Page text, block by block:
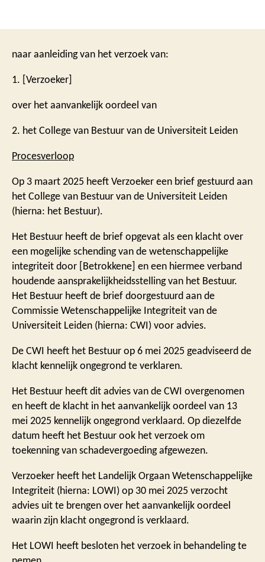
naar aanleiding van het verzoek van:
1. [Verzoeker]
over het aanvankelijk oordeel van
2. het College van Bestuur van de Universiteit Leiden
Procesverloop
Op 3 maart 2025 heeft Verzoeker een brief gestuurd aan
het College van Bestuur van de Universiteit Leiden
(hierna: het Bestuur).
Het Bestuur heeft de brief opgevat als een klacht over
een mogelijke schending van de wetenschappelijke
integriteit door [Betrokkene] en een hiermee verband
houdende aansprakelijkheidsstelling van het Bestuur.
Het Bestuur heeft de brief doorgestuurd aan de
Commissie Wetenschappelijke Integriteit van de
Universiteit Leiden (hierna: CWI) voor advies.
De CWI heeft het Bestuur op 6 mei 2025 geadviseerd de
klacht kennelijk ongegrond te verklaren.
Het Bestuur heeft dit advies van de CWI overgenomen
en heeft de klacht in het aanvankelijk oordeel van 13
mei 2025 kennelijk ongegrond verklaard. Op diezelfde
datum heeft het Bestuur ook het verzoek om
toekenning van schadevergoeding afgewezen.
Verzoeker heeft het Landelijk Orgaan Wetenschappelijke
Integriteit (hierna: LOWI) op 30 mei 2025 verzocht
advies uit te brengen over het aanvankelijk oordeel
waarin zijn klacht ongegrond is verklaard.
Het LOWI heeft besloten het verzoek in behandeling te